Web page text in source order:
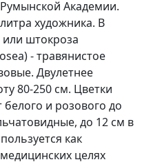
Академии.
художника. В
штокроза
- травянистое
Двулетнее
80-250 см. Цветки
и розового до
до 12 см в
как
целях